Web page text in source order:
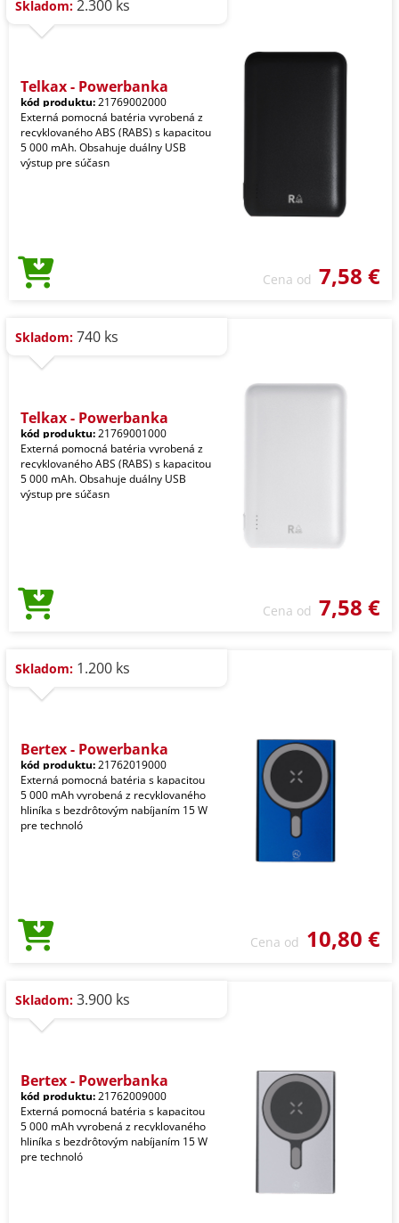
Skladom: 2.300 ks
Telkax - Powerbanka
kód produktu:21769002000
Externá pomocná batéria vyrobená z
recyklovaného ABS (RABS) s kapacitou
5 000 mAh. Obsahuje duálny USB
výstup pre súčasn
Cena od 7,58 €
Skladom: 740 ks
Telkax - Powerbanka
kód produktu:21769001000
Externá pomocná batéria vyrobená z
recyklovaného ABS (RABS) s kapacitou
5 000 mAh. Obsahuje duálny USB
výstup pre súčasn
Cena od 7,58 €
Skladom: 1.200 ks
Bertex - Powerbanka
kód produktu:21762019000
Externá pomocná batéria s kapacitou
5 000 mAh vyrobená z recyklovaného
hliníka s bezdrôtovým nabíjaním 15 W
pre technoló
Cena od 10,80 €
Skladom: 3.900 ks
Bertex - Powerbanka
kód produktu:21762009000
Externá pomocná batéria s kapacitou
5 000 mAh vyrobená z recyklovaného
hliníka s bezdrôtovým nabíjaním 15 W
pre technoló